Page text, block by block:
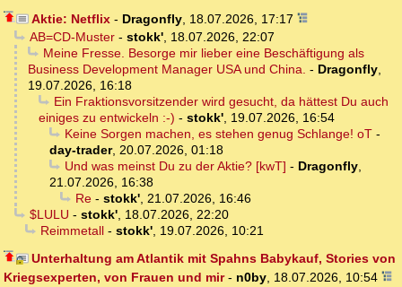
Aktie: Netflix- Dragonfly, 18.07.2026, 17:17
AB=CD-Muster- stokk', 18.07.2026, 22:07
Meine Fresse. Besorge mir lieber eine Beschäftigung als
Business Development Manager USA und China. - Dragonfly,
19.07.2026, 16:18
Ein Fraktionsvorsitzender wird gesucht, da hättest Du auch
einiges zu entwickeln :-) - stokk', 19.07.2026, 16:54
Keine Sorgen machen, es stehen genug Schlange! oT-
day-trader, 20.07.2026, 01:18
Und was meinst Du zu der Aktie? [kwT] - Dragonfly,
21.07.2026, 16:38
Re- stokk', 21.07.2026, 16:46
$LULU - stokk', 18.07.2026, 22:20
Reimmetall- stokk', 19.07.2026, 10:21
Unterhaltung am Atlantik mit Spahns Babykauf, Stories von
Kriegsexperten, von Frauen und mir- n0by, 18.07.2026, 10:54